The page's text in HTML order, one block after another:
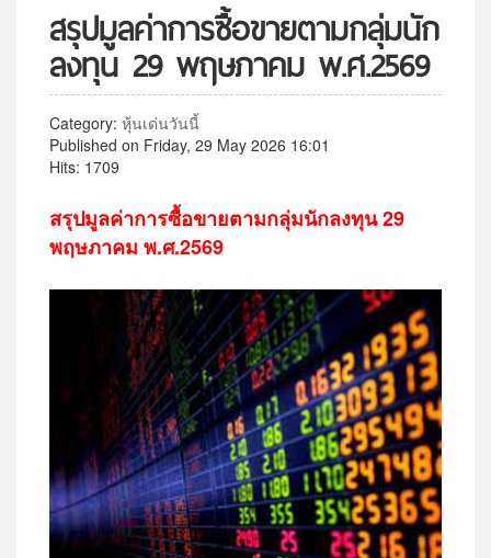
สรุปมูลค่าการซื้อขายตามกลุ่มนัก
ลงทุน 29 พฤษภาคม พ.ศ.2569
Category: หุ้นเด่นวันนี้
Published on Friday, 29 May 2026 16:01
Hits: 1709
สรุปมูลค่าการซื้อขายตามกลุ่มนักลงทุน 29
พฤษภาคม พ.ศ.2569